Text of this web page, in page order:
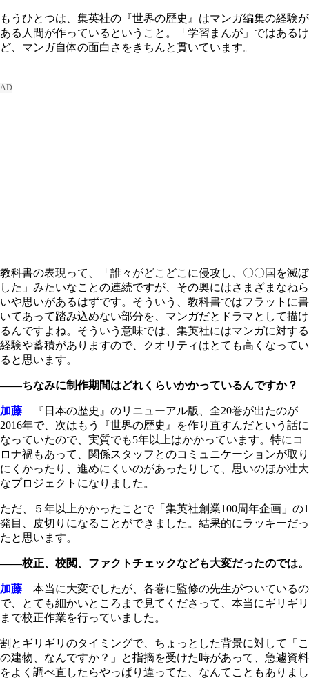
もうひとつは、集英社の『世界の歴史』はマンガ編集の経験が
ある人間が作っているということ。「学習まんが」ではあるけ
ど、マンガ自体の面白さをきちんと貫いています。
教科書の表現って、「誰々がどこどこに侵攻し、〇〇国を滅ぼ
した」みたいなことの連続ですが、その奥にはさまざまなねら
いや思いがあるはずです。そういう、教科書ではフラットに書
いてあって踏み込めない部分を、マンガだとドラマとして描け
るんですよね。そういう意味では、集英社にはマンガに対する
経験や蓄積がありますので、クオリティはとても高くなってい
ると思います。
――ちなみに制作期間はどれくらいかかっているんですか？
加藤 『日本の歴史』のリニューアル版、全20巻が出たのが
2016年で、次はもう『世界の歴史』を作り直すんだという話に
なっていたので、実質でも5年以上はかかっています。特にコ
ロナ禍もあって、関係スタッフとのコミュニケーションが取り
にくかったり、進めにくいのがあったりして、思いのほか壮大
なプロジェクトになりました。
ただ、５年以上かかったことで「集英社創業100周年企画」の1
発目、皮切りになることができました。結果的にラッキーだっ
たと思います。
――校正、校閲、ファクトチェックなども大変だったのでは。
加藤 本当に大変でしたが、各巻に監修の先生がついているの
で、とても細かいところまで見てくださって、本当にギリギリ
まで校正作業を行っていました。
割とギリギリのタイミングで、ちょっとした背景に対して「こ
の建物、なんですか？」と指摘を受けた時があって、急遽資料
をよく調べ直したらやっぱり違ってた、なんてこともありまし